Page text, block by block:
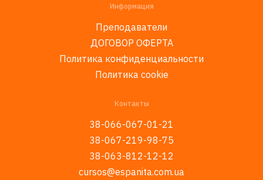
Информация
Преподаватели
ДОГОВОР ОФЕРТА
Политика конфиденциальности
Политика cookie
Контакты
38-066-067-01-21
38-067-219-98-75
38-063-812-12-12
cursos@espanita.com.ua